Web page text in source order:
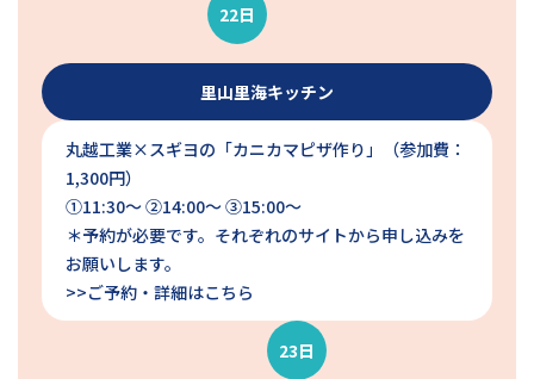
22日
里山里海キッチン
丸越工業×スギヨの「カニカマピザ作り」（参加費：
1,300円）
①11:30〜 ②14:00〜 ③15:00〜
＊予約が必要です。それぞれのサイトから申し込みを
お願いします。
>>ご予約・詳細はこちら
23日